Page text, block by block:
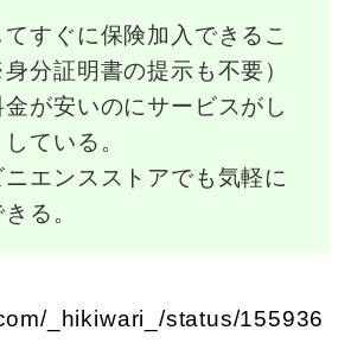
てすぐに保険加入できるこ
分証明書の提示も不要）
が安いのにサービスがし
ている。
ニエンスストアでも気軽に
る。
_hikiwari_/status/155936